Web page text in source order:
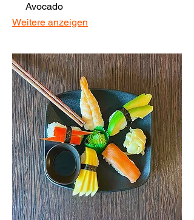
Avocado
Weitere anzeigen